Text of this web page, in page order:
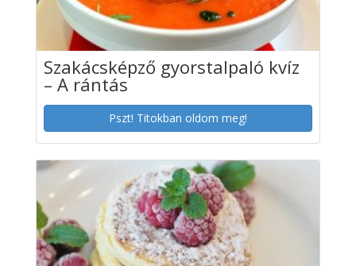
Szakácsképző gyorstalpaló kvíz
– A rántás
Pszt! Titokban oldom meg!